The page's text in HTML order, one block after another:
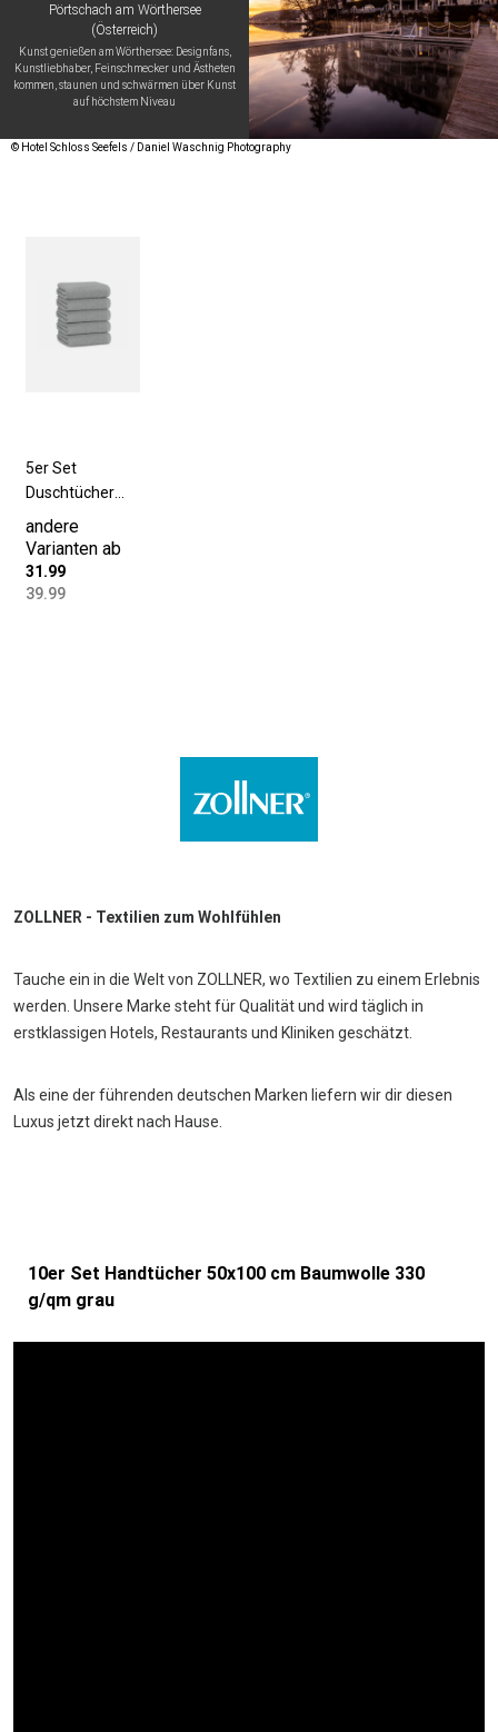
Pörtschach am Wörthersee
(Österreich)
Kunst genießen am Wörthersee: Designfans,
Kunstliebhaber, Feinschmecker und Ästheten
kommen, staunen und schwärmen über Kunst
auf höchstem Niveau
© Hotel Schloss Seefels / Daniel Waschnig Photography
5er Set
Duschtücher
70x140 cm
Baumwolle grau
andere
Varianten ab
31.99
39.99
ZOLLNER - Textilien zum Wohlfühlen
Tauche ein in die Welt von ZOLLNER, wo Textilien zu einem Erlebnis
werden. Unsere Marke steht für Qualität und wird täglich in
erstklassigen Hotels, Restaurants und Kliniken geschätzt.
Als eine der führenden deutschen Marken liefern wir dir diesen
Luxus jetzt direkt nach Hause.
10er Set Handtücher 50x100 cm Baumwolle 330
g/qm grau